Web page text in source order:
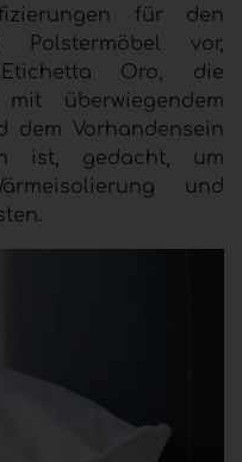
für den
Polstermöbel vor,
Oro, die
mit überwiegendem
dem Vorhandensein
ist, gedacht, um
und